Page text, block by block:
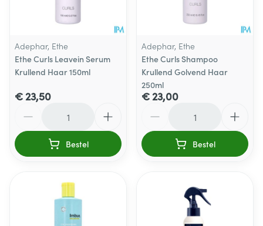
Adephar, Ethe
Ethe Curls Leavein Serum
Krullend Haar 150ml
€ 23,50
Bestel
Adephar, Ethe
Ethe Curls Shampoo
Krullend Golvend Haar
250ml
€ 23,00
Bestel